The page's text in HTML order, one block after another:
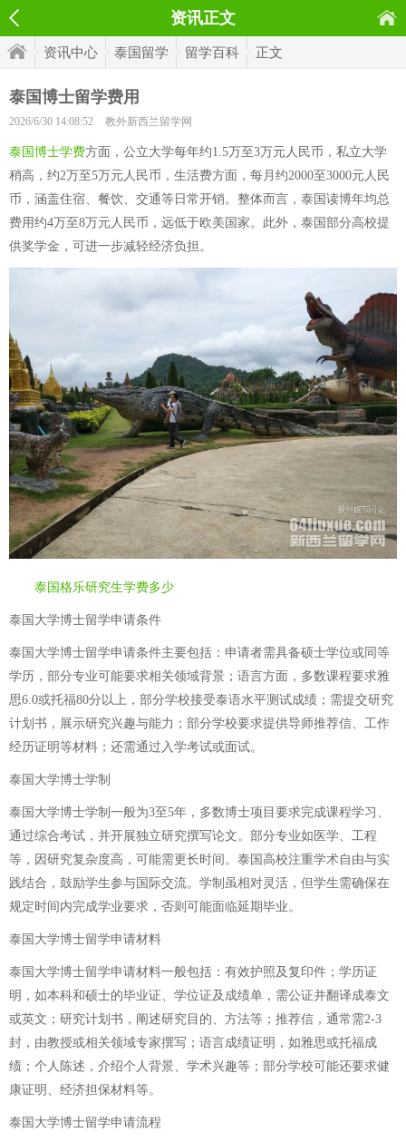
资讯正文
资讯中心 泰国留学 留学百科 正文
泰国博士留学费用
2026/6/30 14:08:52 教外新西兰留学网
泰国博士学费方面，公立大学每年约1.5万至3万元人民币，私立大学
稍高，约2万至5万元人民币，生活费方面，每月约2000至3000元人民
币，涵盖住宿、餐饮、交通等日常开销。整体而言，泰国读博年均总
费用约4万至8万元人民币，远低于欧美国家。此外，泰国部分高校提
供奖学金，可进一步减轻经济负担。
泰国格乐研究生学费多少
泰国大学博士留学申请条件
泰国大学博士留学申请条件主要包括：申请者需具备硕士学位或同等
学历，部分专业可能要求相关领域背景；语言方面，多数课程要求雅
思6.0或托福80分以上，部分学校接受泰语水平测试成绩；需提交研究
计划书，展示研究兴趣与能力；部分学校要求提供导师推荐信、工作
经历证明等材料；还需通过入学考试或面试。
泰国大学博士学制
泰国大学博士学制一般为3至5年，多数博士项目要求完成课程学习、
通过综合考试，并开展独立研究撰写论文。部分专业如医学、工程
等，因研究复杂度高，可能需更长时间。泰国高校注重学术自由与实
践结合，鼓励学生参与国际交流。学制虽相对灵活，但学生需确保在
规定时间内完成学业要求，否则可能面临延期毕业。
泰国大学博士留学申请材料
泰国大学博士留学申请材料一般包括：有效护照及复印件；学历证
明，如本科和硕士的毕业证、学位证及成绩单，需公证并翻译成泰文
或英文；研究计划书，阐述研究目的、方法等；推荐信，通常需2-3
封，由教授或相关领域专家撰写；语言成绩证明，如雅思或托福成
绩；个人陈述，介绍个人背景、学术兴趣等；部分学校可能还要求健
康证明、经济担保材料等。
泰国大学博士留学申请流程